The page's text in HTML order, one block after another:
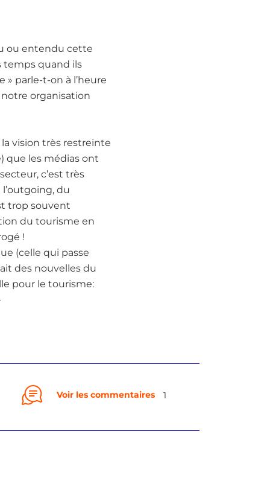
ou entendu cette
temps quand ils
parle-t-on à l’heure
organisation
la vision très restreinte
que les médias ont
c’est très
du
trop souvent
du tourisme en
!
(celle qui passe
des nouvelles du
pour le tourisme:
Voir les commentaires 1